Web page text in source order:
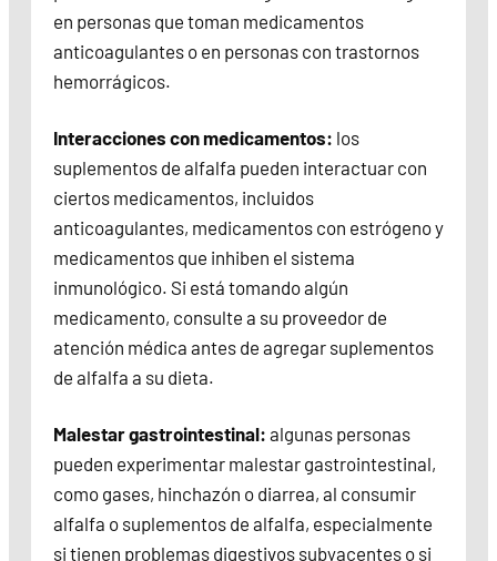
en personas que toman medicamentos
anticoagulantes o en personas con trastornos
hemorrágicos.
Interacciones con medicamentos: los
suplementos de alfalfa pueden interactuar con
ciertos medicamentos, incluidos
anticoagulantes, medicamentos con estrógeno y
medicamentos que inhiben el sistema
inmunológico. Si está tomando algún
medicamento, consulte a su proveedor de
atención médica antes de agregar suplementos
de alfalfa a su dieta.
Malestar gastrointestinal: algunas personas
pueden experimentar malestar gastrointestinal,
como gases, hinchazón o diarrea, al consumir
alfalfa o suplementos de alfalfa, especialmente
si tienen problemas digestivos subyacentes o si